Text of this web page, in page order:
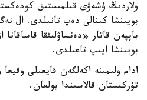
ولاردىڭ ۇشەۋى قىلمىستىق
بويىنشا كىنالى دەپ تانىلدى. ال
باپپەن قاتار «دەنساۋلىققا
بويىنشا ايىپ تاعىلدى.
ادام ولىمىنە اكەلگەن قايعىلى
تۇركىستان قالاسىندا بولعان.